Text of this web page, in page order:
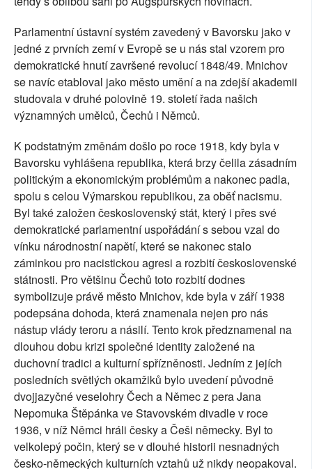
Parlamentní ústavní systém zavedený v Bavorsku jako v
jedné z prvních zemí v Evropě se u nás stal vzorem pro
demokratické hnutí završené revolucí 1848/49. Mnichov
se navíc etabloval jako město umění a na zdejší akademii
studovala v druhé polovině 19. století řada našich
významných umělců, Čechů i Němců.
K podstatným změnám došlo po roce 1918, kdy byla v
Bavorsku vyhlášena republika, která brzy čelila zásadním
politickým a ekonomickým problémům a nakonec padla,
spolu s celou Výmarskou republikou, za oběť nacismu.
Byl také založen československý stát, který i přes své
demokratické parlamentní uspořádání s sebou vzal do
vínku národnostní napětí, které se nakonec stalo
záminkou pro nacistickou agresi a rozbití československé
státnosti. Pro většinu Čechů toto rozbití dodnes
symbolizuje právě město Mnichov, kde byla v září 1938
podepsána dohoda, která znamenala nejen pro nás
nástup vlády teroru a násilí. Tento krok předznamenal na
dlouhou dobu krizi společné identity založené na
duchovní tradici a kulturní spřízněnosti. Jedním z jejích
posledních světlých okamžiků bylo uvedení původně
dvojjazyčné veselohry Čech a Němec z pera Jana
Nepomuka Štěpánka ve Stavovském divadle v roce
1936, v níž Němci hráli česky a Češi německy. Byl to
velkolepý počin, který se v dlouhé historii nesnadných
česko-německých kulturních vztahů už nikdy neopakoval.